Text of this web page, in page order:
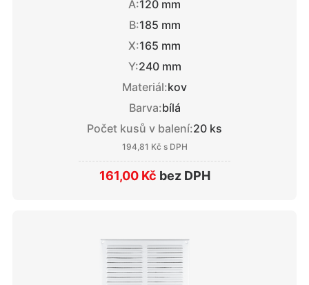
A:120 mm
B:185 mm
X:165 mm
Y:240 mm
Materiál:kov
Barva:bílá
Počet kusů v balení:20 ks
194,81 Kč s DPH
161,00 Kč bez DPH